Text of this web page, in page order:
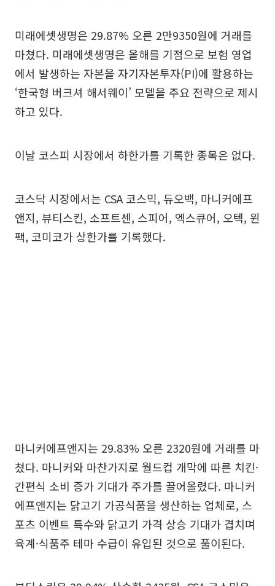
미래에셋생명은 29.87% 오른 2만9350원에 거래를
마쳤다. 미래에셋생명은 올해를 기점으로 보험 영업
에서 발생하는 자본을 자기자본투자(PI)에 활용하는
‘한국형 버크셔 해서웨이’ 모델을 주요 전략으로 제시
하고 있다.
이날 코스피 시장에서 하한가를 기록한 종목은 없다.
코스닥 시장에서는 CSA 코스믹, 듀오백, 마니커에프
앤지, 뷰티스킨, 소프트센, 스피어, 엑스큐어, 오텍, 윈
팩, 코미코가 상한가를 기록했다.
마니커에프앤지는 29.83% 오른 2320원에 거래를 마
쳤다. 마니커와 마찬가지로 월드컵 개막에 따른 치킨·
간편식 소비 증가 기대가 주가를 끌어올렸다. 마니커
에프앤지는 닭고기 가공식품을 생산하는 업체로, 스
포츠 이벤트 특수와 닭고기 가격 상승 기대가 겹치며
육계·식품주 테마 수급이 유입된 것으로 풀이된다.